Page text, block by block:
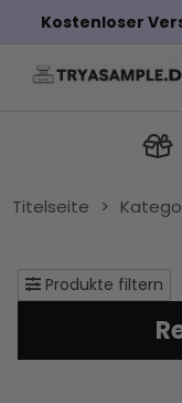
Kostenloser
Titelseite >
Produkte filtern